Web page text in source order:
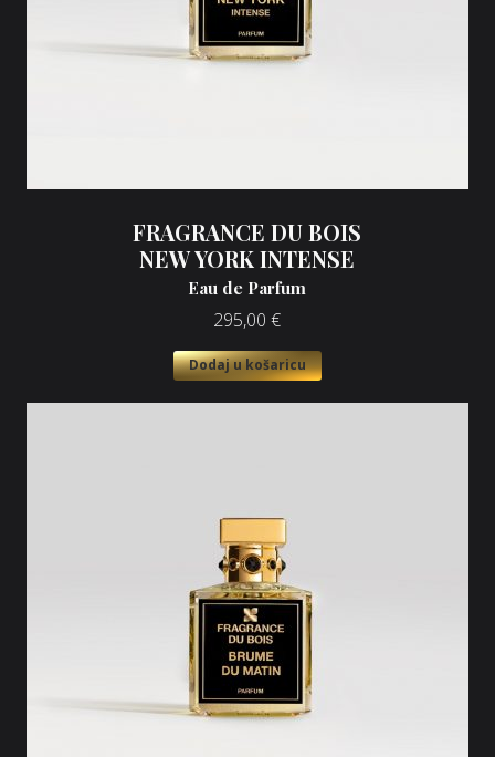
FRAGRANCE DU BOIS
NEW YORK INTENSE
Eau de Parfum
295,00 €
Dodaj u košaricu